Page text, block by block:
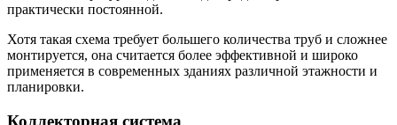
практически постоянной.
Хотя такая схема требует большего количества труб и сложнее
монтируется, она считается более эффективной и широко
применяется в современных зданиях различной этажности и
планировки.
Коллекторная система